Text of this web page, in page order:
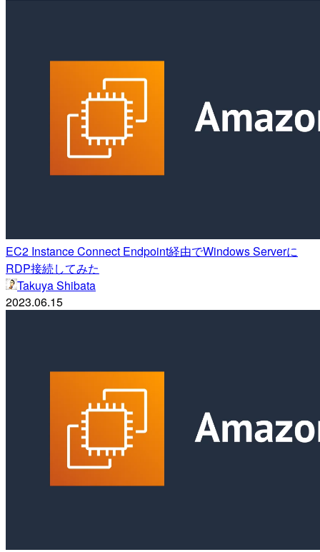
EC2 Instance Connect Endpoint経由でWindows Serverに
RDP接続してみた
Takuya Shibata
2023.06.15